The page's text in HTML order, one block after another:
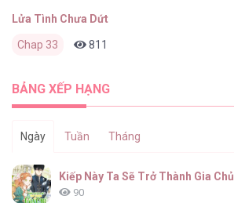
Lửa Tình Chưa Dứt
Chap 33 811
BẢNG XẾP HẠNG
Ngày Tuần Tháng
Kiếp Này Ta Sẽ Trở Thành Gia Chủ
90